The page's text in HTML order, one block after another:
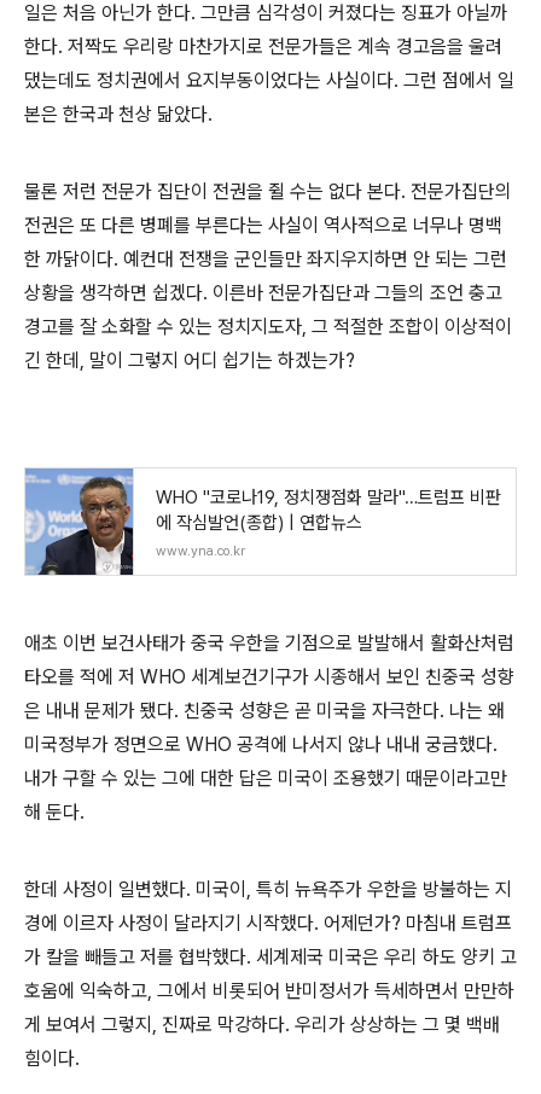
일은 처음 아닌가 한다. 그만큼 심각성이 커졌다는 징표가 아닐까
한다. 저짝도 우리랑 마찬가지로 전문가들은 계속 경고음을 울려
댔는데도 정치권에서 요지부동이었다는 사실이다. 그런 점에서 일
본은 한국과 천상 닮았다.
물론 저런 전문가 집단이 전권을 쥘 수는 없다 본다. 전문가집단의
전권은 또 다른 병폐를 부른다는 사실이 역사적으로 너무나 명백
한 까닭이다. 예컨대 전쟁을 군인들만 좌지우지하면 안 되는 그런
상황을 생각하면 쉽겠다. 이른바 전문가집단과 그들의 조언 충고
경고를 잘 소화할 수 있는 정치지도자, 그 적절한 조합이 이상적이
긴 한데, 말이 그렇지 어디 쉽기는 하겠는가?
WHO "코로나19, 정치쟁점화 말라"…트럼프 비판
에 작심발언(종합) | 연합뉴스
www.yna.co.kr
애초 이번 보건사태가 중국 우한을 기점으로 발발해서 활화산처럼
타오를 적에 저 WHO 세계보건기구가 시종해서 보인 친중국 성향
은 내내 문제가 됐다. 친중국 성향은 곧 미국을 자극한다. 나는 왜
미국정부가 정면으로 WHO 공격에 나서지 않나 내내 궁금했다.
내가 구할 수 있는 그에 대한 답은 미국이 조용했기 때문이라고만
해 둔다.
한데 사정이 일변했다. 미국이, 특히 뉴욕주가 우한을 방불하는 지
경에 이르자 사정이 달라지기 시작했다. 어제던가? 마침내 트럼프
가 칼을 빼들고 저를 협박했다. 세계제국 미국은 우리 하도 양키 고
호움에 익숙하고, 그에서 비롯되어 반미정서가 득세하면서 만만하
게 보여서 그렇지, 진짜로 막강하다. 우리가 상상하는 그 몇 백배
힘이다.